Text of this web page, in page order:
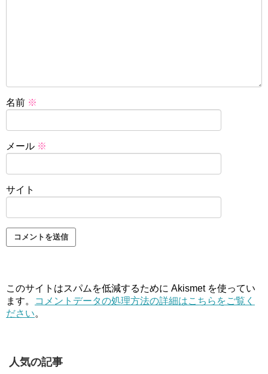
名前 ※
メール ※
サイト
このサイトはスパムを低減するために Akismet を使ってい
ます。
コメントデータの処理方法の詳細はこちらをご覧く
ださい。
人気の記事